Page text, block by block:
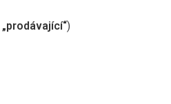
„prodávající“)